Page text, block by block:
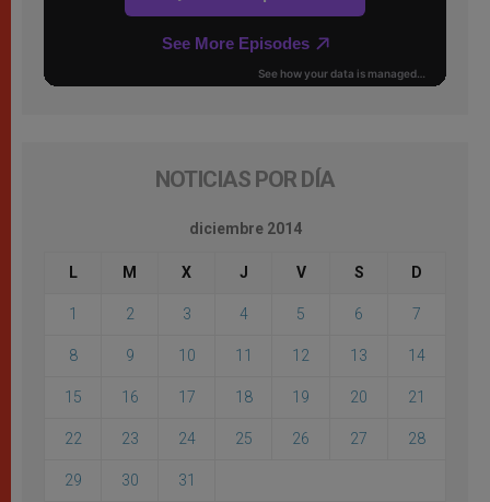
NOTICIAS POR DÍA
diciembre 2014
L M X J V S D
1 2 3 4 5 6 7
8 9 10 11 12 13 14
15 16 17 18 19 20 21
22 23 24 25 26 27 28
29 30 31